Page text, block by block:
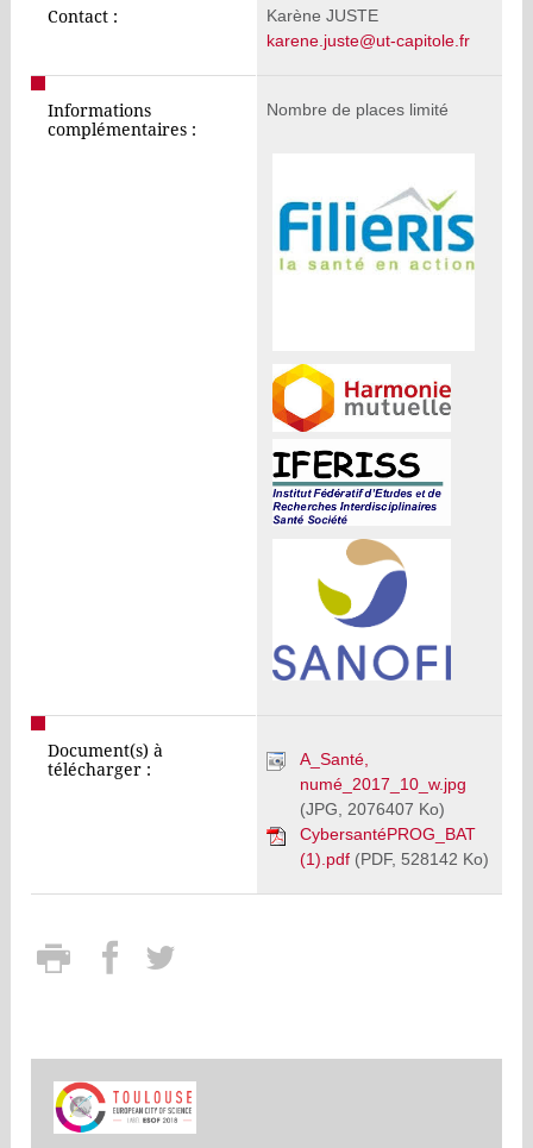
Contact :
Karène JUSTE
karene.juste@ut-capitole.fr
Informations
complémentaires :
Nombre de places limité
Document(s) à
télécharger :
A_Santé,
numé_2017_10_w.jpg
(JPG, 2076407 Ko)
CybersantéPROG_BAT
(1).pdf (PDF, 528142 Ko)